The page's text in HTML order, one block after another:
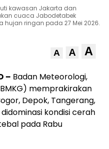
kawasan Jakarta dan
cuaca Jabodetabek
ringan pada 27 Mei 2026.
A A A
– Badan Meteorologi,
memprakirakan
Depok, Tangerang,
kondisi cerah
pada Rabu